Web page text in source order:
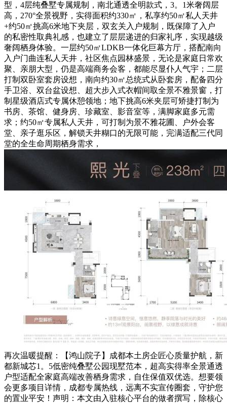
型，4层纯叠墅专属规制，南北通透全明款式，3。1米奢阔层
高，270°全景视野，实得面积约330㎡，私享约50㎡私人天井
+约50㎡挑高6米地下夹层，双玄关入户规制，既保障了入户
的私密性取典礼感，也建立了层层递进的归家礼序，实现越级
奢阔栖身体验。一层约50㎡LDKB一体化巨幕方厅，搭配南向
入户门曲连私人天井，社区焦点园林盛景，无论是家庭日常欢
聚、亲朋大型，仍是高端商务会客，都能尽显仆人气宇；二层
打制双卧室套房设想，南向约30㎡总统式从卧套房，配备四分
手卫浴、双台盆设想、超大步入式衣帽间取全景不雅景窗，打
制星级酒店式专属休憩领地；地下挑高6米夹层可矫捷打制为
书房、茶馆、健身房、珍藏室、影音室等，满脚家庭多元需
求；约50㎡专属私人天井，可打制为景不雅花圃、户外会客
堂、亲子逛乐区，解锁天井糊口的无限可能，完满适配三代同
堂的全生命周期栖身需求，
再次温暖提醒：【鸿山院子】成都本土房企匠心质量护航，新
都新城芯1。5低密纯叠墅公园现墅范本，超高实得率全景通透
户型适配全家庭高端改善栖身需求，自住保值双优选。想要领
会更多项目详情，成都专属热线，远离不实宣传圈套，守护您
的置业平安！声明：本文由入驻核心平台的做者撰写，除核心